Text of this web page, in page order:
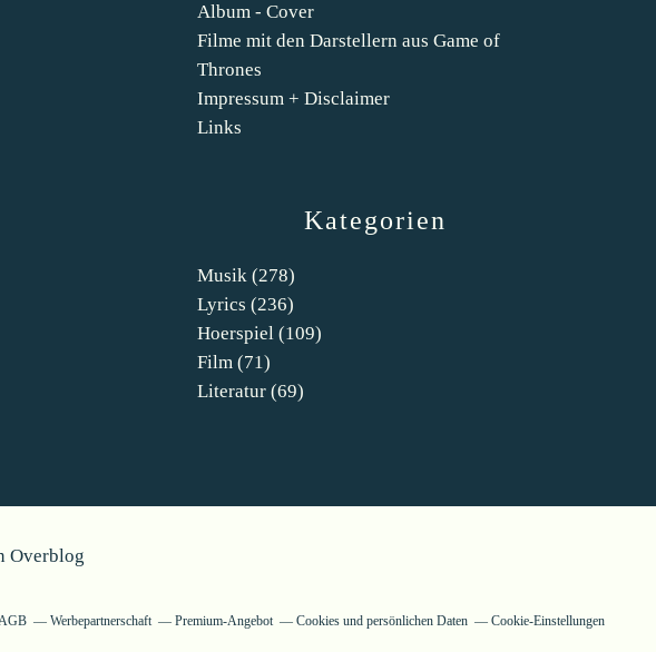
Kategorien
Musik (278)
Lyrics (236)
Hoerspiel (109)
Film (71)
Literatur (69)
Album - Cover
Filme mit den Darstellern aus Game of
Thrones
Impressum + Disclaimer
Links
Overblog
Werbepartnerschaft Premium-Angebot Cookies und persönlichen Daten Cookie-Einstellungen